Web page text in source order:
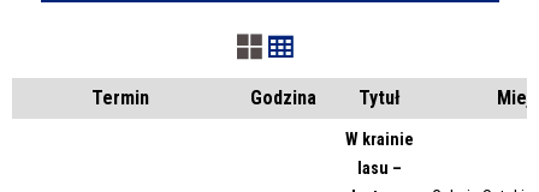
Kategoria
Termin Godzina Tytuł
W krainie
lasu –